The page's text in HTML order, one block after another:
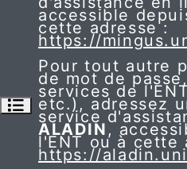
Ouvrir l’index du
accessible
cette adresse :
https://
Pour tout autre
de mot de
services de
etc.), adressez
service
ALADIN ,
l'ENT ou à cette
https://